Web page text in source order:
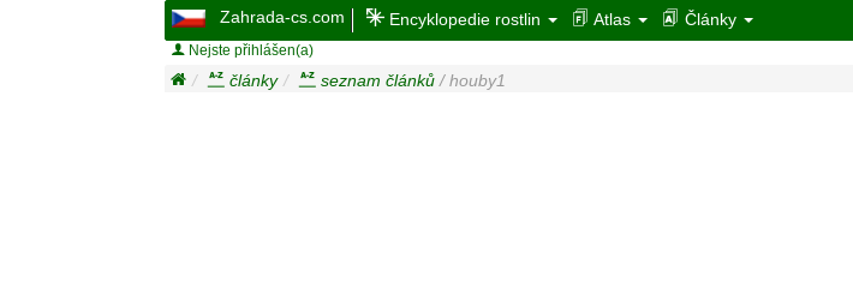
Zahrada-cs.com Encyklopedie rostlin Atlas Články
Nejste přihlášen(a)
články seznam článků / houby1